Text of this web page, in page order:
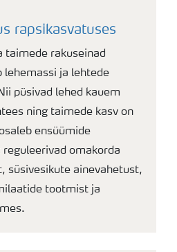
rapsikasvatuses
taimede rakuseinad
lehemassi ja lehtede
püsivad lehed kauem
ning taimede kasv on
ensüümide
omakorda
süsivesikute ainevahetust,
tootmist ja